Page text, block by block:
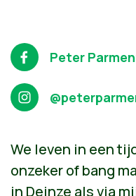
Peter
We leven in een
onzeker of bang
in Deinze als via